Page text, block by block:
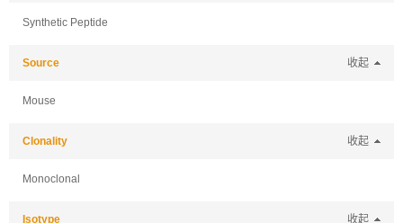
Synthetic Peptide
Source 收起
Mouse
Clonality 收起
Monoclonal
Isotype 收起